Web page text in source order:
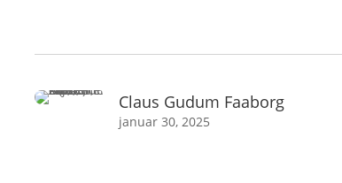
Claus Gudum Faaborg
januar 30, 2025